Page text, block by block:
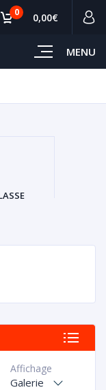
MENU
0 0,00€
Affichage
Galerie